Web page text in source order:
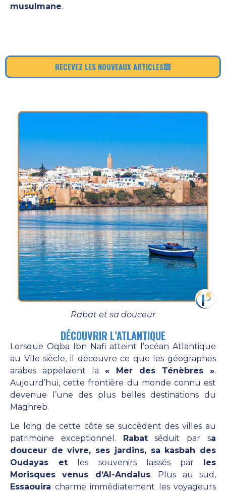
musulmane.
RECEVEZ LES NOUVEAUX ARTICLES
Rabat et sa douceur
DÉCOUVRIR L’ATLANTIQUE
Lorsque Oqba Ibn Nafi atteint l’océan Atlantique
au VIIe siècle, il découvre ce que les géographes
arabes appelaient la « Mer des Ténèbres ».
Aujourd’hui, cette frontière du monde connu est
devenue l’une des plus belles destinations du
Maghreb.
Le long de cette côte se succèdent des villes au
patrimoine exceptionnel. Rabatséduit par sa
douceur de vivre, ses jardins, sa kasbah des
Oudayas et les souvenirs laissés par les
Morisques venus d’Al-Andalus. Plus au sud,
Essaouira charme immédiatement les voyageurs